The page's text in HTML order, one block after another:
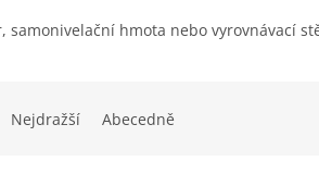
samonivelační hmota nebo vyrovnávací
Nejdražší Abecedně